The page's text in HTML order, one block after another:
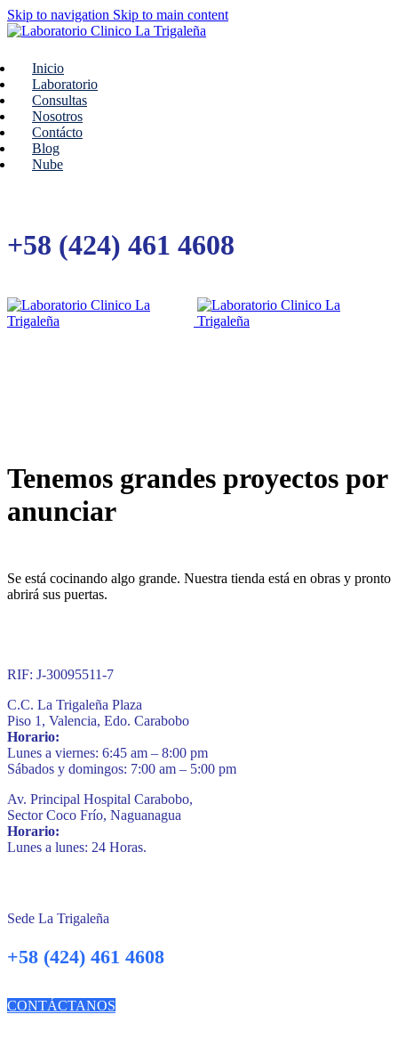
Skip to navigation Skip to main content
Inicio
Laboratorio
Consultas
Nosotros
Contácto
Blog
Nube
+58 (424) 461 4608
Tenemos grandes proyectos por
anunciar
Se está cocinando algo grande. Nuestra tienda está en obras y pronto
abrirá sus puertas.
RIF: J-30095511-7
C.C. La Trigaleña Plaza
Piso 1, Valencia, Edo. Carabobo
Horario:
Lunes a viernes: 6:45 am – 8:00 pm
Sábados y domingos: 7:00 am – 5:00 pm
Av. Principal Hospital Carabobo,
Sector Coco Frío, Naguanagua
Horario:
Lunes a lunes: 24 Horas.
Sede La Trigaleña
+58 (424) 461 4608
CONTÁCTANOS